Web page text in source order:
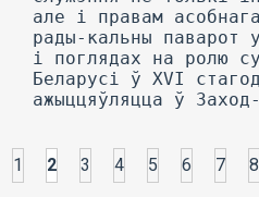
1 2 3 4 5 6 7 8